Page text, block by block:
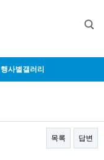
행사별갤러리
목록 답변